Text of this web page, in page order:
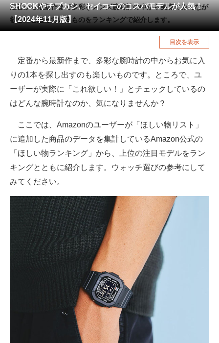
工具・DIY 本・DVD・CD
生活家電 生活用品
釣り具・釣り用品 食品・飲料・お酒
食器・グラス・カトラリー
注目記事を集めた総合ページ
ITの今と未来を見通す
進化するPCとデバイスの未来
好きが集まる 比べて選べる
ビジネスと働き方のヒント
AI活用のいまが分かる
企業ITのトレンドを詳説
経営リーダーのコミュニティ
マーケ×ITの今がよく分かる
SHOCKやチプカシ、セイコーのコスパモデルが人気！
【2024年11月版】
定番から最新作まで多彩なメンズ腕時計の中から実際にみんなが
欲しいと思っているものをランキングで紹介します。
目次を表示
定番から最新作まで、多彩な腕時計の中からお気に入
りの1本を探し出すのも楽しいものです。ところで、ユ
ーザーが実際に「これ欲しい！」とチェックしているの
はどんな腕時計なのか、気になりませんか？
ここでは、Amazonのユーザーが「ほしい物リスト」
に追加した商品のデータを集計しているAmazon公式の
「ほしい物ランキング」から、上位の注目モデルをラン
キングとともに紹介します。ウォッチ選びの参考にして
みてください。